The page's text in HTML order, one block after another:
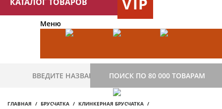
Меню
ПОИСК ПО 80 000 ТОВАРАМ
ГЛАВНАЯ БРУСЧАТКА КЛИНКЕРНАЯ БРУСЧАТКА